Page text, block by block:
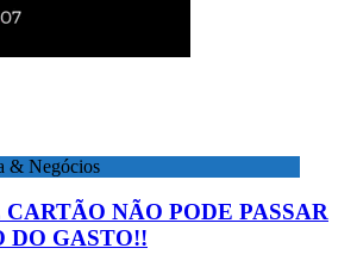
& Negócios
NÃO PODE PASSAR
DO GASTO!!